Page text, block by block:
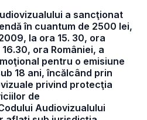
a sancţionat
în cuantum de 2500 lei,
la ora 15. 30, ora
ora României, a
pentru o emisiune
18 ani, încălcând prin
privind protecţia
de
Audiovizualului